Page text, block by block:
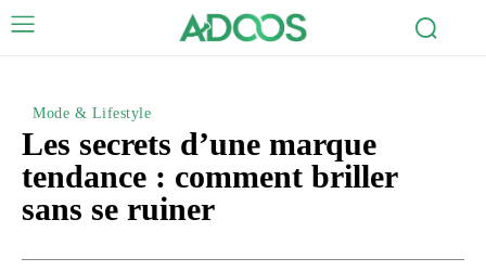
Mode & Lifestyle
Les secrets d’une marque
tendance : comment briller
sans se ruiner